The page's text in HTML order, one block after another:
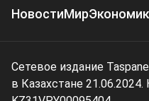
НовостиМир
Сетевое издание
в Казахстане